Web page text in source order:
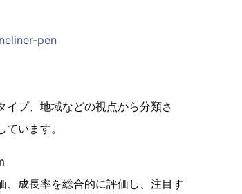
pen
プ、地域などの視点から分類さ
います。
成長率を総合的に評価し、注目す